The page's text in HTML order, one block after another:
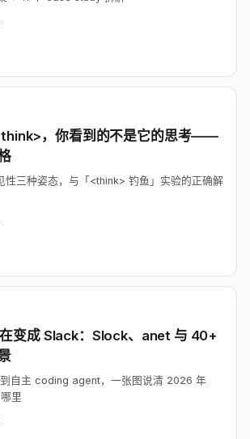
，你看到的不是它的思考——
性三种姿态，与「<think> 钓鱼」实验的正确解
变成 Slack：Slock、anet 与 40+
自主 coding agent，一张图说清 2026 年
里